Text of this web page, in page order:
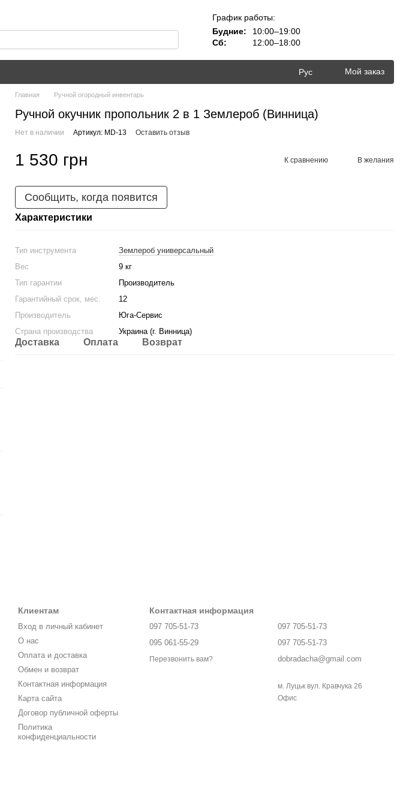
График работы:
Будние:
10:00–19:00
Сб:
12:00–18:00
Рус Мой заказ
Главная Ручной огородный инвентарь
Ручной окучник пропольник 2 в 1 Землероб (Винница)
Нет в наличии Артикул: MD-13 Оставить отзыв
1 530 грн К сравнению В желания
Сообщить, когда появится
Характеристики
Тип инструмента
Землероб универсальный
Вес
9 кг
Тип гарантии
Производитель
Гарантийный срок, мес.
12
Производитель
Юга-Сервис
Страна производства
Украина (г. Винница)
Доставка Оплата Возврат
Клиентам
Вход в личный кабинет
О нас
Оплата и доставка
Обмен и возврат
Контактная информация
Карта сайта
Договор публичной оферты
Политика
конфиденциальности
Контактная информация
097 705-51-73
095 061-55-29
Перезвонить вам?
097 705-51-73
097 705-51-73
dobradacha@gmail.com
м. Луцьк вул. Кравчука 26
Офис